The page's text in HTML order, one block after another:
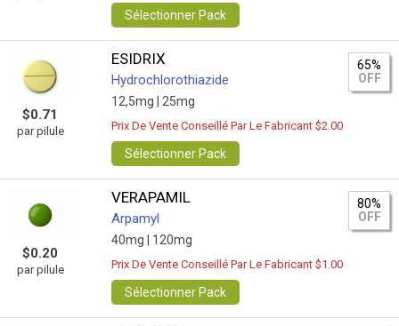
Sélectionner Pack
$0.71
par pilule
ESIDRIX
Hydrochlorothiazide
12,5mg | 25mg
65%
OFF
Prix De Vente Conseillé Par Le Fabricant $2.00
Sélectionner Pack
$0.20
par pilule
VERAPAMIL
Arpamyl
40mg | 120mg
80%
OFF
Prix De Vente Conseillé Par Le Fabricant $1.00
Sélectionner Pack